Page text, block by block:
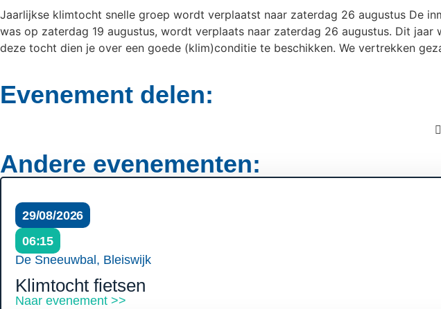
Jaarlijkse klimtocht snelle groep wordt verplaatst naar zaterdag 26 augustus De
was op zaterdag 19 augustus, wordt verplaats naar zaterdag 26 augustus. Dit
deze tocht dien je over een goede (klim)conditie te beschikken. We vertrekken
Evenement delen:
Andere evenementen:
29/08/2026
06:15
De Sneeuwbal, Bleiswijk
Klimtocht fietsen
Naar evenement >>